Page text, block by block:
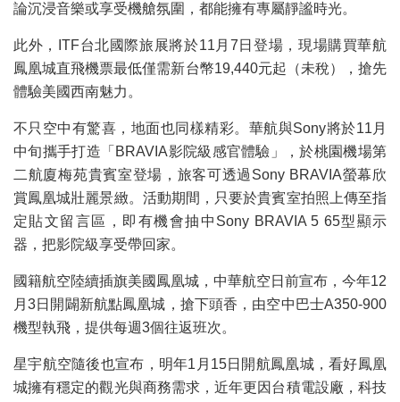
論沉浸音樂或享受機艙氛圍，都能擁有專屬靜謐時光。
此外，ITF台北國際旅展將於11月7日登場，現場購買華航
鳳凰城直飛機票最低僅需新台幣19,440元起（未稅），搶先
體驗美國西南魅力。
不只空中有驚喜，地面也同樣精彩。華航與Sony將於11月
中旬攜手打造「BRAVIA影院級感官體驗」，於桃園機場第
二航廈梅苑貴賓室登場，旅客可透過Sony BRAVIA螢幕欣
賞鳳凰城壯麗景緻。活動期間，只要於貴賓室拍照上傳至指
定貼文留言區，即有機會抽中Sony BRAVIA 5 65型顯示
器，把影院級享受帶回家。
國籍航空陸續插旗美國鳳凰城，中華航空日前宣布，今年12
月3日開闢新航點鳳凰城，搶下頭香，由空中巴士A350-900
機型執飛，提供每週3個往返班次。
星宇航空隨後也宣布，明年1月15日開航鳳凰城，看好鳳凰
城擁有穩定的觀光與商務需求，近年更因台積電設廠，科技